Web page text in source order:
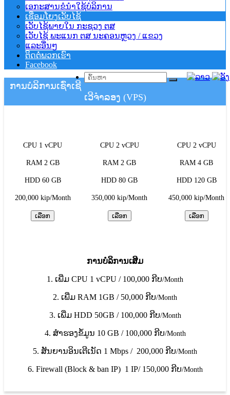
ເອກະສານຂໍນຳໃຊ້ບໍລິການ
ເຊື່ອມໂຍງເວັບໄຊ້
ເວັບໄຊ້ພາຍໃນ ກະຊວງ ຕສ
ເວັບໄຊ້ ພະແນກ ຕສ ນະຄອນຫຼວງ / ແຂວງ
ແລະອື່ນໆ
ຕິດຕໍ່ພວກເຮົາ
Facebook
ການບໍລິການເຊົ່າເຊີ
ເວີຈຳລອງ (VPS)
CPU 1 vCPU
RAM 2 GB
HDD 60 GB
200,000 kip/Month
CPU 2 vCPU
RAM 2 GB
HDD 80 GB
350,000 kip/Month
CPU 2 vCPU
RAM 4 GB
HDD 120 GB
450,000 kip/Month
ການບໍລິການເສີມ
1. ເພີ່ມ CPU 1 vCPU / 100,000 ກີບ/Month
2. ເພີ່ມ RAM 1GB / 50,000 ກີບ/Month
3. ເພີ່ມ HDD 50GB / 100,000 ກີບ/Month
4. ສຳຮອງຂໍ້ມູນ 10 GB / 100,000 ກີບ/Month
5. ສັນຍານອິນເຕີເນັດ 1 Mbps / 200,000 ກີບ/Month
6. Firewall (Block & ban IP) 1 IP/ 150,000 ກີບ/Month